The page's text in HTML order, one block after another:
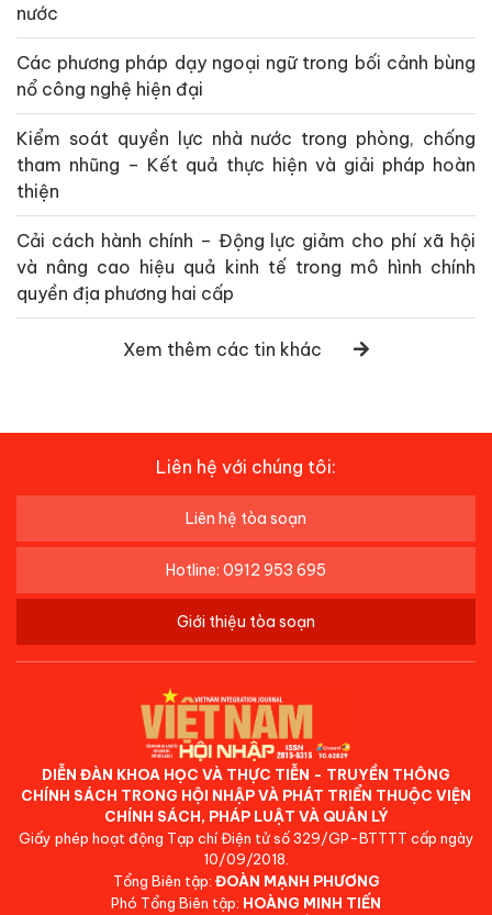
nước
Các phương pháp dạy ngoại ngữ trong bối cảnh bùng
nổ công nghệ hiện đại
Kiểm soát quyền lực nhà nước trong phòng, chống
tham nhũng – Kết quả thực hiện và giải pháp hoàn
thiện
Cải cách hành chính – Động lực giảm cho phí xã hội
và nâng cao hiệu quả kinh tế trong mô hình chính
quyền địa phương hai cấp
Xem thêm các tin khác
Liên hệ với chúng tôi:
Liên hệ tòa soạn
Hotline: 0912 953 695
Giới thiệu tòa soạn
DIỄN ĐÀN KHOA HỌC VÀ THỰC TIỄN - TRUYỀN THÔNG
CHÍNH SÁCH TRONG HỘI NHẬP VÀ PHÁT TRIỂN THUỘC VIỆN
CHÍNH SÁCH, PHÁP LUẬT VÀ QUẢN LÝ
Giấy phép hoạt động Tạp chí Điện tử số 329/GP-BTTTT cấp ngày
10/09/2018.
Tổng Biên tập: ĐOÀN MẠNH PHƯƠNG
Phó Tổng Biên tập: HOÀNG MINH TIẾN